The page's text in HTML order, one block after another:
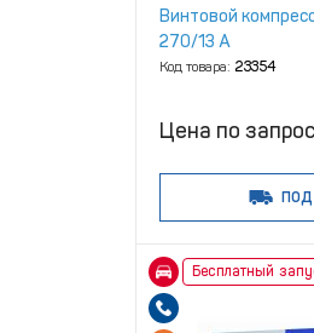
Винтовой
270/13 A
Код товара: 23354
Цена по
Бесплатный